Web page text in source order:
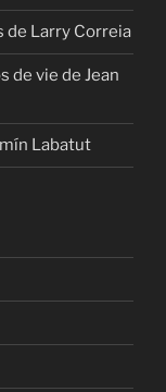
de Larry Correia
de vie de Jean
Labatut